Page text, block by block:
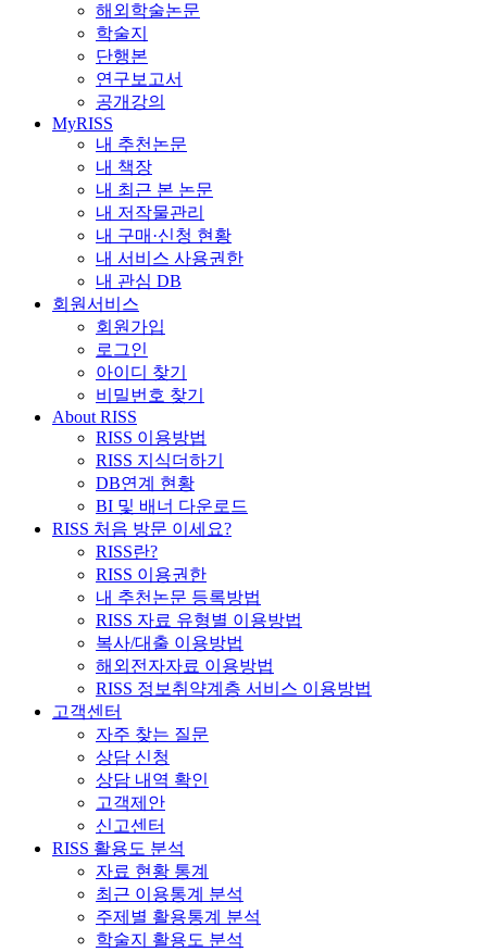
해외학술논문
학술지
단행본
연구보고서
공개강의
MyRISS
내 추천논문
내 책장
내 최근 본 논문
내 저작물관리
내 구매·신청 현황
내 서비스 사용권한
내 관심 DB
회원서비스
회원가입
로그인
아이디 찾기
비밀번호 찾기
About RISS
RISS 이용방법
RISS 지식더하기
DB연계 현황
BI 및 배너 다운로드
RISS 처음 방문 이세요?
RISS란?
RISS 이용권한
내 추천논문 등록방법
RISS 자료 유형별 이용방법
복사/대출 이용방법
해외전자자료 이용방법
RISS 정보취약계층 서비스 이용방법
고객센터
자주 찾는 질문
상담 신청
상담 내역 확인
고객제안
신고센터
RISS 활용도 분석
자료 현황 통계
최근 이용통계 분석
주제별 활용통계 분석
학술지 활용도 분석